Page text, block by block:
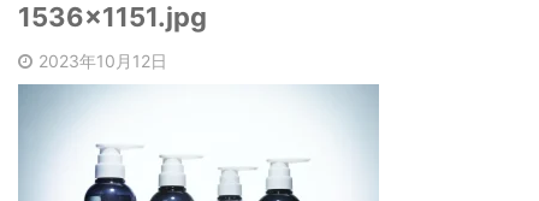
1536x1151.jpg
2023年10月12日